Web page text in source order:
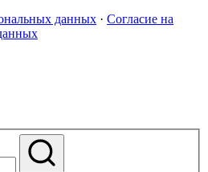
данных · Согласие на